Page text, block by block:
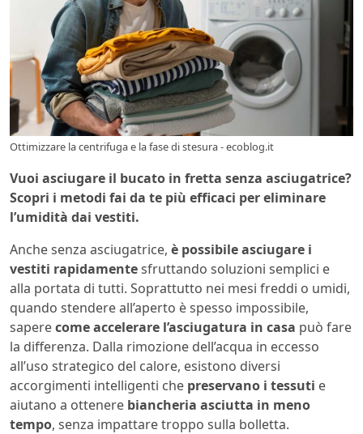
Ottimizzare la centrifuga e la fase di stesura - ecoblog.it
Vuoi asciugare il bucato in fretta senza asciugatrice?
Scopri i metodi fai da te più efficaci per eliminare
l’umidità dai vestiti.
Anche senza asciugatrice, è possibile asciugare i
vestiti rapidamentesfruttando soluzioni semplici e
alla portata di tutti. Soprattutto nei mesi freddi o umidi,
quando stendere all’aperto è spesso impossibile,
saperecome accelerare l’asciugatura in casa può fare
la differenza. Dalla rimozione dell’acqua in eccesso
all’uso strategico del calore, esistono diversi
accorgimenti intelligenti che preservano i tessuti e
aiutano a ottenere biancheria asciutta in meno
tempo, senza impattare troppo sulla bolletta.